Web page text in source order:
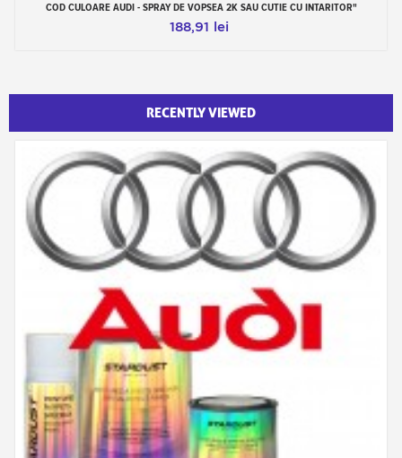
COD CULOARE AUDI - SPRAY DE VOPSEA 2K SAU CUTIE CU INTARITOR"
188,91 lei
RECENTLY VIEWED